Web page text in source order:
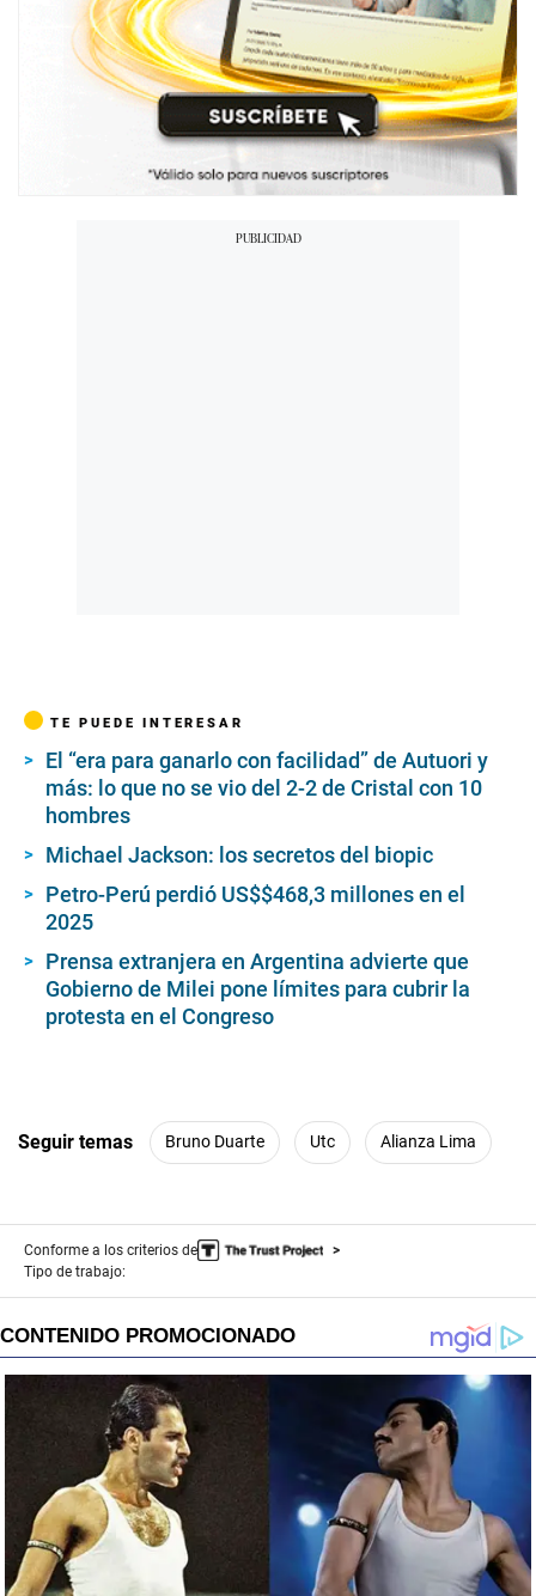
TE PUEDE INTERESAR
El “era para ganarlo con facilidad” de Autuori y
más: lo que no se vio del 2-2 de Cristal con 10
hombres
Michael Jackson: los secretos del biopic
Petro-Perú perdió US$$468,3 millones en el
2025
Prensa extranjera en Argentina advierte que
Gobierno de Milei pone límites para cubrir la
protesta en el Congreso
Seguir temas Bruno Duarte Utc Alianza Lima
Conforme a los criterios de
Tipo de trabajo: